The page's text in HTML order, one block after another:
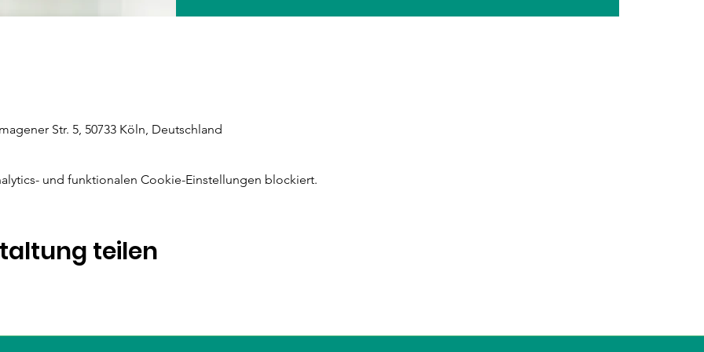
Str. 5, 50733 Köln, Deutschland
und funktionalen Cookie-Einstellungen blockiert.
teilen